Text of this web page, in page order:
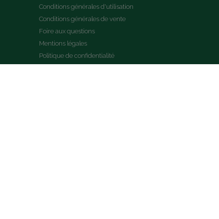
Conditions générales d'utilisation
Conditions générales de vente
Foire aux questions
Mentions légales
Politique de confidentialité